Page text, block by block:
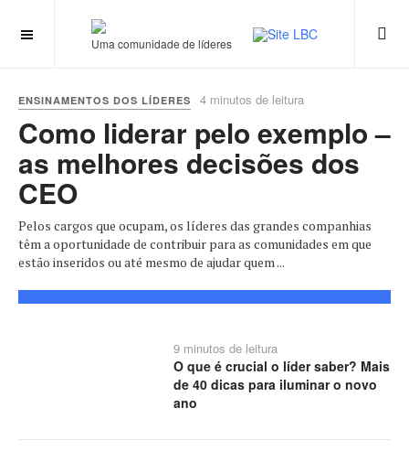
Uma comunidade de líderes
ENSINAMENTOS DOS LÍDERES 4 minutos de leitura
Como liderar pelo exemplo –
as melhores decisões dos
CEO
Pelos cargos que ocupam, os líderes das grandes companhias
têm a oportunidade de contribuir para as comunidades em que
estão inseridos ou até mesmo de ajudar quem ...
9 minutos de leitura
O que é crucial o líder saber? Mais
de 40 dicas para iluminar o novo
ano